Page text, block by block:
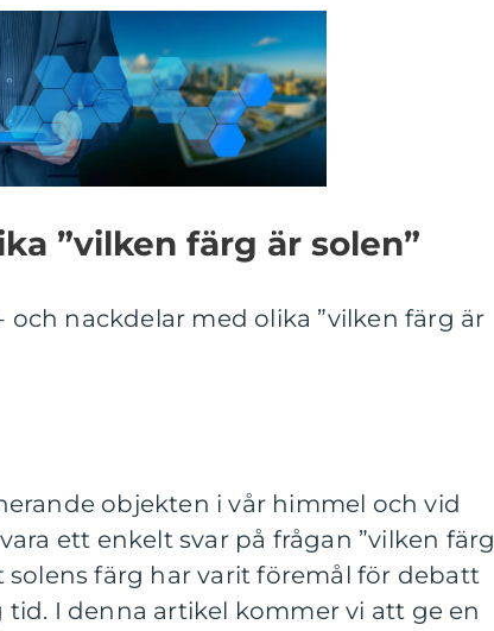
”vilken färg är solen”
nackdelar med olika ”vilken färg är
objekten i vår himmel och vid
ett enkelt svar på frågan ”vilken färg
solens färg har varit föremål för debatt
I denna artikel kommer vi att ge en